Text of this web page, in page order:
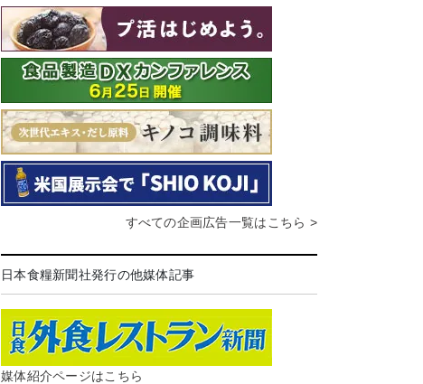
すべての企画広告一覧はこちら >
日本食糧新聞社発行の他媒体記事
媒体紹介ページはこちら